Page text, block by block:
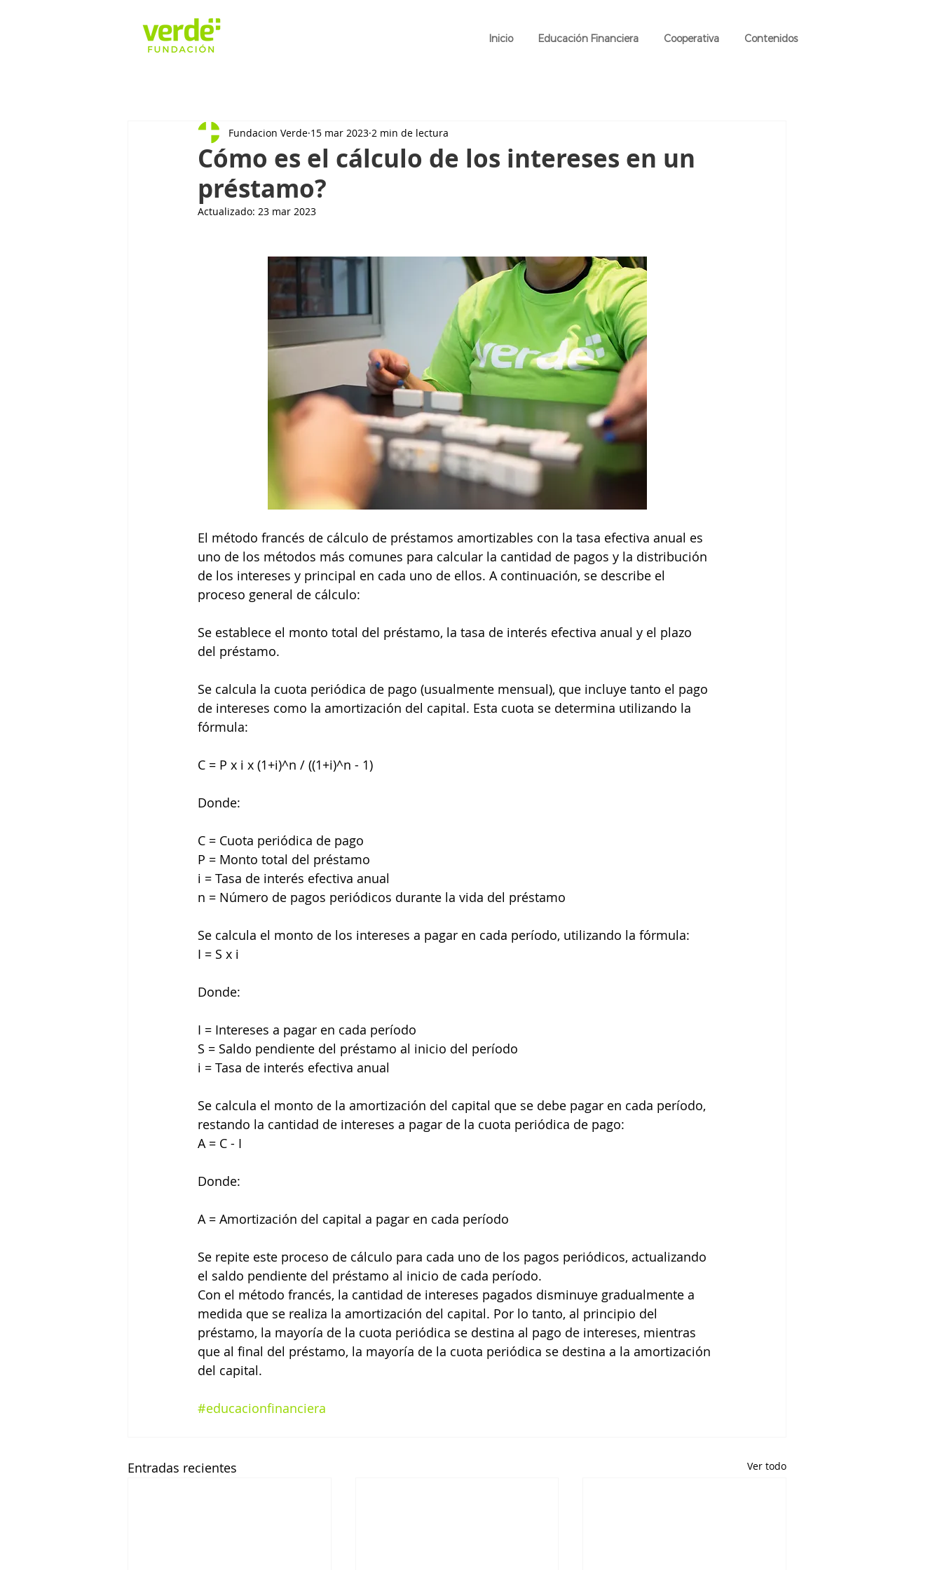
Inicio Educación Financiera Cooperativa Contenidos
Cómo es el cálculo de los intereses en un
préstamo?
Fundacion Verde 15 mar 2023 2 min de lectura
Actualizado: 23 mar 2023
El método francés de cálculo de préstamos amortizables con la tasa efectiva anual es
uno de los métodos más comunes para calcular la cantidad de pagos y la distribución
de los intereses y principal en cada uno de ellos. A continuación, se describe el
proceso general de cálculo:
Se establece el monto total del préstamo, la tasa de interés efectiva anual y el plazo
del préstamo.
Se calcula la cuota periódica de pago (usualmente mensual), que incluye tanto el pago
de intereses como la amortización del capital. Esta cuota se determina utilizando la
fórmula:
C = P x i x (1+i)^n / ((1+i)^n - 1)
Donde:
C = Cuota periódica de pago
P = Monto total del préstamo
i = Tasa de interés efectiva anual
n = Número de pagos periódicos durante la vida del préstamo
Se calcula el monto de los intereses a pagar en cada período, utilizando la fórmula:
I = S x i
Donde:
I = Intereses a pagar en cada período
S = Saldo pendiente del préstamo al inicio del período
i = Tasa de interés efectiva anual
Se calcula el monto de la amortización del capital que se debe pagar en cada período,
restando la cantidad de intereses a pagar de la cuota periódica de pago:
A = C - I
Donde:
A = Amortización del capital a pagar en cada período
Se repite este proceso de cálculo para cada uno de los pagos periódicos, actualizando
el saldo pendiente del préstamo al inicio de cada período.
Con el método francés, la cantidad de intereses pagados disminuye gradualmente a
medida que se realiza la amortización del capital. Por lo tanto, al principio del
préstamo, la mayoría de la cuota periódica se destina al pago de intereses, mientras
que al final del préstamo, la mayoría de la cuota periódica se destina a la amortización
del capital.
#educacionfinanciera
Entradas recientes Ver todo